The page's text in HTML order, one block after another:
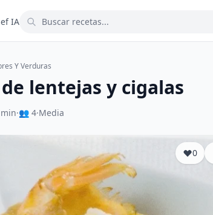
IA
Y Verduras
lentejas y cigalas
·👥 4·Media
0